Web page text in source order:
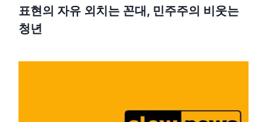
표현의 자유 외치는 꼰대, 민주주의 비웃는
청년